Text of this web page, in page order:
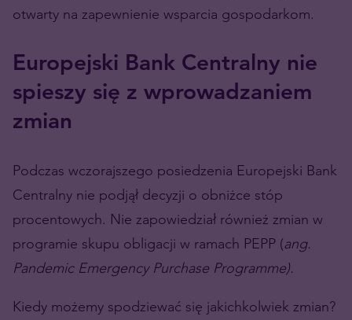
otwarty na zapewnienie wsparcia gospodarkom.
Europejski Bank Centralny nie
spieszy się z wprowadzaniem
zmian
Podczas wczorajszego posiedzenia Europejski Bank
Centralny nie podjął decyzji o obniżce stóp
procentowych. Nie zapowiedział również zmian w
programie skupu obligacji w ramach PEPP (ang.
Pandemic Emergency Purchase Programme).
Kiedy możemy spodziewać się jakichkolwiek zmian?